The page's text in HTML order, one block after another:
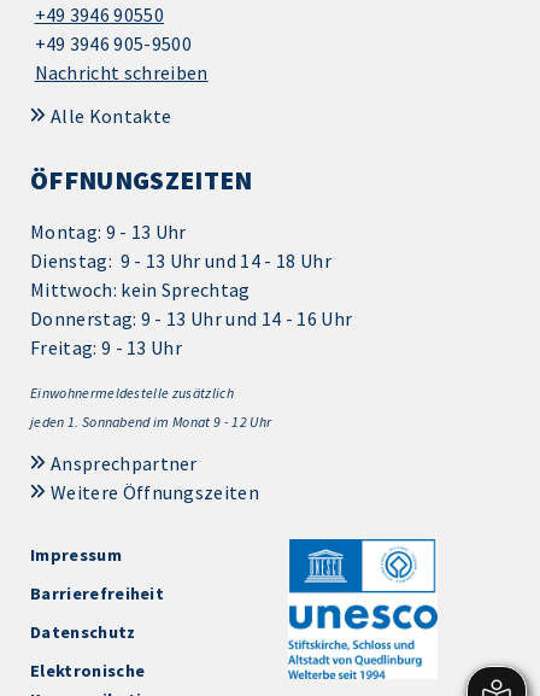
+49 3946 90550
+49 3946 905-9500
Nachricht schreiben
Alle Kontakte
ÖFFNUNGSZEITEN
Montag: 9 - 13 Uhr
Dienstag: 9 - 13 Uhr und 14 - 18 Uhr
Mittwoch: kein Sprechtag
Donnerstag: 9 - 13 Uhr und 14 - 16 Uhr
Freitag: 9 - 13 Uhr
Einwohnermeldestelle zusätzlich
jeden 1. Sonnabend im Monat 9 - 12 Uhr
Ansprechpartner
Weitere Öffnungszeiten
Impressum
Barrierefreiheit
Datenschutz
Elektronische